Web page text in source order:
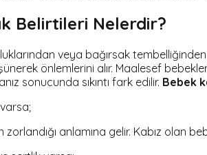
Belirtileri Nelerdir?
veya bağırsak
önlemlerini alır. Maalesef
sonucunda sıkıntı fark edilir. Bebek
zorlandığı anlamına gelir. Kabız